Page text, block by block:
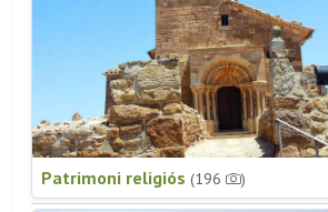
Patrimoni religiós (196 )